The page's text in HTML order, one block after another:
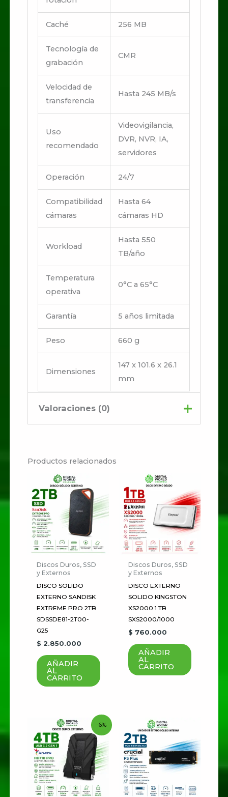
Caché 256 MB
Tecnología de
grabación
CMR
Velocidad de
transferencia
Hasta 245 MB/s
Uso
recomendado
Videovigilancia,
DVR, NVR, IA,
servidores
Operación 24/7
Compatibilidad
cámaras
Hasta 64
cámaras HD
Workload
Hasta 550
TB/año
Temperatura
operativa
0°C a 65°C
Garantía 5 años limitada
Peso 660 g
Dimensiones
147 x 101.6 x 26.1
mm
Valoraciones (0)
Sé el primero en valorar
“Western Digital Purple
12TB WD121PURP”
Tu dirección de correo
electrónico no será publicada.
Los campos obligatorios están
marcados con
Tu
puntuación
Tu valoración
Correo electrónico *
Guardar mi nombre, correo
electrónico y sitio web en este
Productos relacionados
Discos Duros, SSD
y Externos
DISCO SOLIDO
EXTERNO SANDISK
EXTREME PRO 2TB
SDSSDE81-2T00-
G25
$ 2.850.000
AÑADIR
AL
CARRITO
Discos Duros, SSD
y Externos
DISCO EXTERNO
SOLIDO KINGSTON
XS2000 1 TB
SXS2000/1000
$ 760.000
AÑADIR
AL
CARRITO
-6%
Original
price
was:
$ 827.000.
Current
price
is:
$ 775.000.